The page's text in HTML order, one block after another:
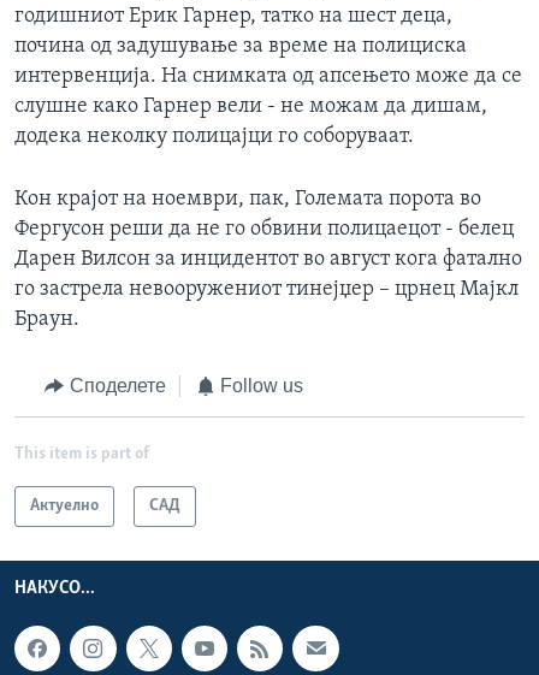
годишниот Ерик Гарнер, татко на шест деца,
почина од задушување за време на полициска
интервенција. На снимката од апсењето може да се
слушне како Гарнер вели - не можам да дишам,
додека неколку полицајци го соборуваат.
Кон крајот на ноември, пак, Големата порота во
Фергусон реши да не го обвини полицаецот - белец
Дарен Вилсон за инцидентот во август кога фатално
го застрела невооружениот тинејџер – црнец Мајкл
Браун.
Споделете Follow us
This item is part of
Актуелно САД
НАКУСО...